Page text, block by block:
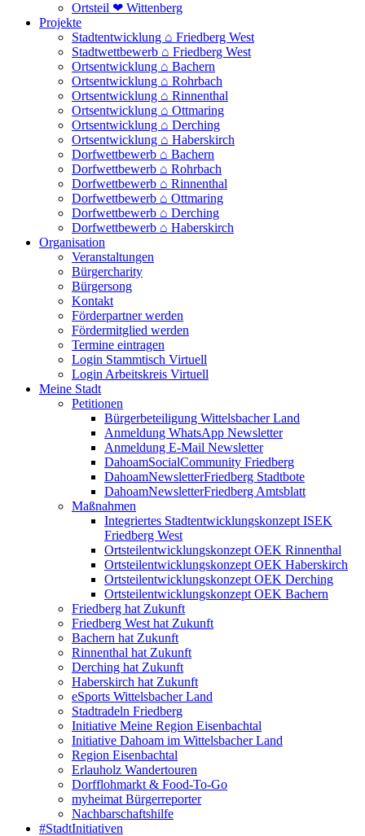
Ortsteil ❤ Wittenberg
Projekte
Stadtentwicklung ⌂ Friedberg West
Stadtwettbewerb ⌂ Friedberg West
Ortsentwicklung ⌂ Bachern
Ortsentwicklung ⌂ Rohrbach
Ortsentwicklung ⌂ Rinnenthal
Ortsentwicklung ⌂ Ottmaring
Ortsentwicklung ⌂ Derching
Ortsentwicklung ⌂ Haberskirch
Dorfwettbewerb ⌂ Bachern
Dorfwettbewerb ⌂ Rohrbach
Dorfwettbewerb ⌂ Rinnenthal
Dorfwettbewerb ⌂ Ottmaring
Dorfwettbewerb ⌂ Derching
Dorfwettbewerb ⌂ Haberskirch
Organisation
Veranstaltungen
Bürgercharity
Bürgersong
Kontakt
Förderpartner werden
Fördermitglied werden
Termine eintragen
Login Stammtisch Virtuell
Login Arbeitskreis Virtuell
Meine Stadt
Petitionen
Bürgerbeteiligung Wittelsbacher Land
Anmeldung WhatsApp Newsletter
Anmeldung E-Mail Newsletter
DahoamSocialCommunity Friedberg
DahoamNewsletterFriedberg Stadtbote
DahoamNewsletterFriedberg Amtsblatt
Maßnahmen
Integriertes Stadtentwicklungskonzept ISEK
Friedberg West
Ortsteilentwicklungskonzept OEK Rinnenthal
Ortsteilentwicklungskonzept OEK Haberskirch
Ortsteilentwicklungskonzept OEK Derching
Ortsteilentwicklungskonzept OEK Bachern
Friedberg hat Zukunft
Friedberg West hat Zukunft
Bachern hat Zukunft
Rinnenthal hat Zukunft
Derching hat Zukunft
Haberskirch hat Zukunft
eSports Wittelsbacher Land
Stadtradeln Friedberg
Initiative Meine Region Eisenbachtal
Initiative Dahoam im Wittelsbacher Land
Region Eisenbachtal
Erlauholz Wandertouren
Dorfflohmarkt & Food-To-Go
myheimat Bürgerreporter
Nachbarschaftshilfe
#StadtInitiativen